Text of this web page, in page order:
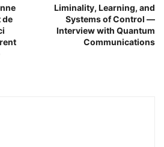
de
Liminality, Learning, and
Systems of Control —
Interview with Quantum
Communications